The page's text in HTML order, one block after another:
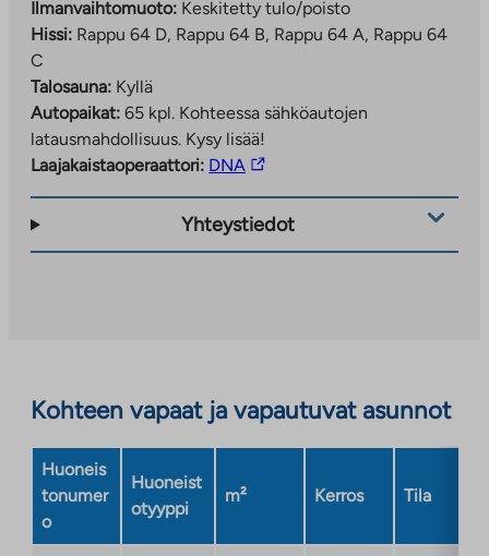
Hakemusta täyttäessä valitseuudiskohde-
jotta haku kohdistuu oikein.
Onko nykyinen omistusasuntosi vielä myymättä?
Housing LKV hoitaa asuntosi myynnin puolestasi –
välityspalkkio 0 €, kun teet asumisoikeussopimuksen
TA-Asumisoikeus Oy asumisoikeusasuntoon
viimeistään 31.12.2026. Tutustu kampanjaehtoihin:
https://ta.fi/housing/tarjous/
Ilmanvaihtomuoto: Keskitetty tulo/poisto
Hissi: Rappu 64 D, Rappu 64 B, Rappu 64 A, Rappu 64
C
Talosauna: Kyllä
Autopaikat: 65 kpl. Kohteessa sähköautojen
latausmahdollisuus. Kysy lisää!
Laajakaistaoperaattori: DNA Linkki
ulkopuoliseen
Yhteystiedot
Kohteen vapaat ja vapautuvat asunnot
Huoneis
tonumer
o
Huoneist
otyyppi
m² Kerros Tila